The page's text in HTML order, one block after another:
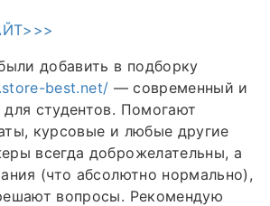
добавить в подборку
best.net/ — современный и
студентов. Помогают
курсовые и любые другие
всегда доброжелательны, а
(что абсолютно нормально),
вопросы. Рекомендую